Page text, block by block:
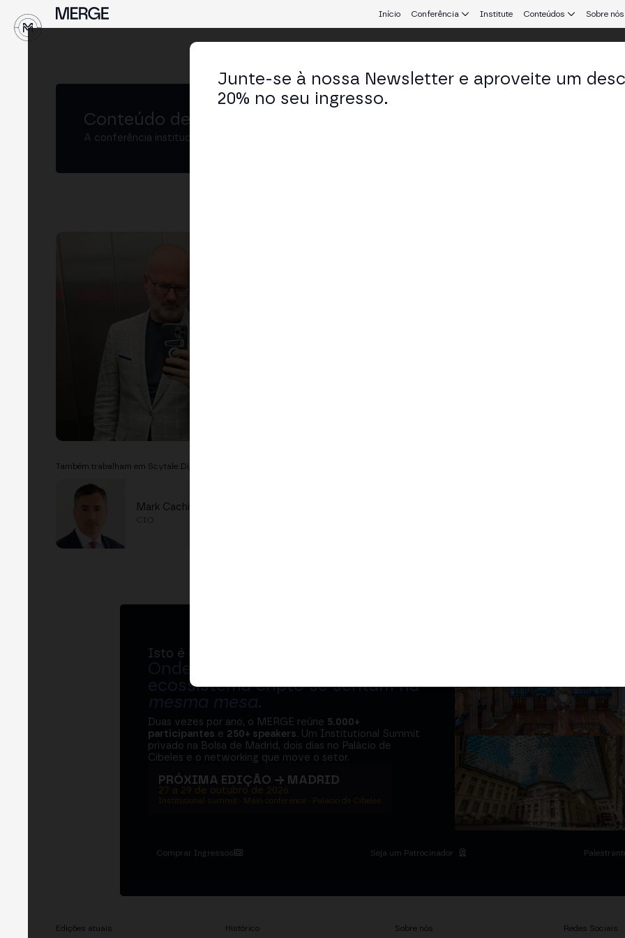
Início Conferência Institute Conteúdos Sobre nós
Conteúdo de MERGE
A conferência institucional de cripto e Web3 que conecta Europa e América Latina.
Também trabalham em Scytale Digital
Mark Cachia
CIO
Isto é MERGE
Onde bancos, reguladores e o
ecossistema cripto se sentam na
mesma mesa.
Duas vezes por ano, o MERGE reúne 5.000+
participantes e 250+ speakers. Um Institutional Summit
privado na Bolsa de Madrid, dois dias no Palácio de
Cibeles e o networking que move o setor.
PRÓXIMA EDIÇÃO → MADRID
27 a 29 de outubro de 2026
Institutional summit · Main conference · Palacio de Cibeles
Comprar Ingressos Seja um Patrocinador
Edições atuais Histórico Sobre nós
Redes Sociais
Junte-se à nossa Newsletter e aproveite um
20% no seu ingresso.